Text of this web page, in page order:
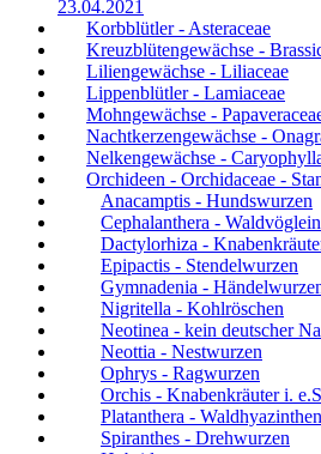
23.04.2021
Korbblütler - Asteraceae
Kreuzblütengewächse -
Liliengewächse - Liliaceae
Lippenblütler - Lamiaceae
Mohngewächse -
Nachtkerzengewächse -
Nelkengewächse -
Orchideen - Orchidaceae -
Anacamptis - Hundswurzen
Cephalanthera - Waldvöglein
Dactylorhiza -
Epipactis - Stendelwurzen
Gymnadenia -
Nigritella - Kohlröschen
Neotinea - kein deutscher
Neottia - Nestwurzen
Ophrys - Ragwurzen
Orchis - Knabenkräuter i.
Platanthera - Waldhyazinthen
Spiranthes - Drehwurzen